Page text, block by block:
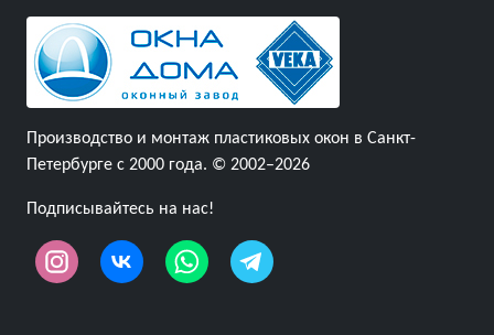
Производство и монтаж пластиковых окон в Санкт-
Петербурге с 2000 года. © 2002–2026
Подписывайтесь на нас!